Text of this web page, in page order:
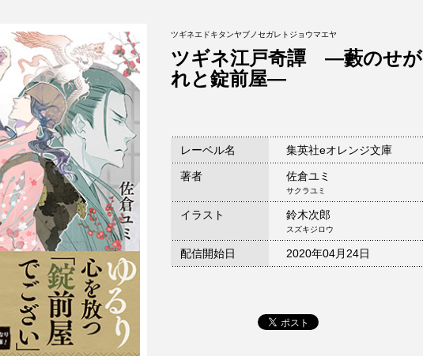
ツギネエドキタンヤブノセガレトジョウマエヤ
ツギネ江戸奇譚 ―藪のせが
れと錠前屋―
レーベル名 集英社eオレンジ文庫
著者 佐倉ユミ
サクラユミ
イラスト 鈴木次郎
スズキジロウ
配信開始日 2020年04月24日